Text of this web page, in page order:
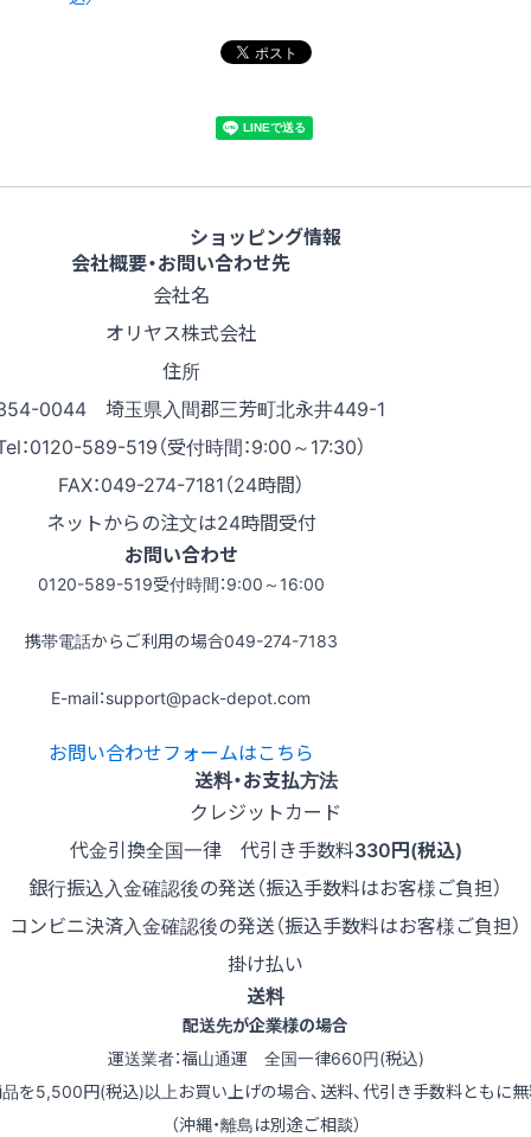
ショッピング情報
会社概要・お問い合わせ先
会社名
オリヤス株式会社
住所
0044 埼玉県入間郡三芳町北永井449-1
：0120-589-519（受付時間：9:00～17:30）
FAX：049-274-7181（24時間）
ネットからの注文は24時間受付
お問い合わせ
0120-589-519受付時間：9:00～16:00
携帯電話からご利用の場合049-274-7183
E-mail：support@pack-depot.com
お問い合わせフォームはこちら
送料・お支払方法
クレジットカード
代金引換全国一律 代引き手数料330円(税込)
銀行振込入金確認後の発送（振込手数料はお客様ご負担）
コンビニ決済入金確認後の発送（振込手数料はお客様ご負担）
掛け払い
送料
配送先が企業様の場合
運送業者：福山通運 全国一律660円(税込)
品を5,500円(税込)以上お買い上げの場合、送料、代引き手数料ともに無
（沖縄・離島は別途ご相談）